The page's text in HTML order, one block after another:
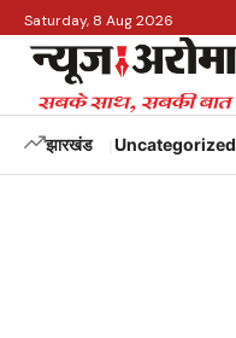
Saturday, 8 Aug 2026
झारखंड Uncategorized